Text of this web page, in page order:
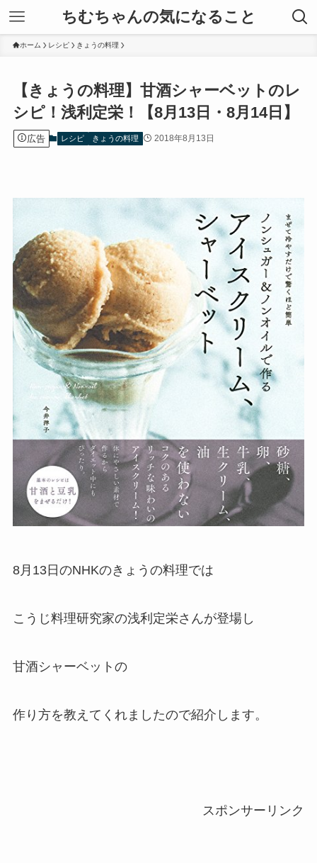
ちむちゃんの気になること
ホーム レシピ きょうの料理
【きょうの料理】甘酒シャーベットのレ
シピ！浅利定栄！【8月13日・8月14日】
広告 レシピ きょうの料理 2018年8月13日
8月13日のNHKのきょうの料理では
こうじ料理研究家の浅利定栄さんが登場し
甘酒シャーベットの
作り方を教えてくれましたので紹介します。
スポンサーリンク